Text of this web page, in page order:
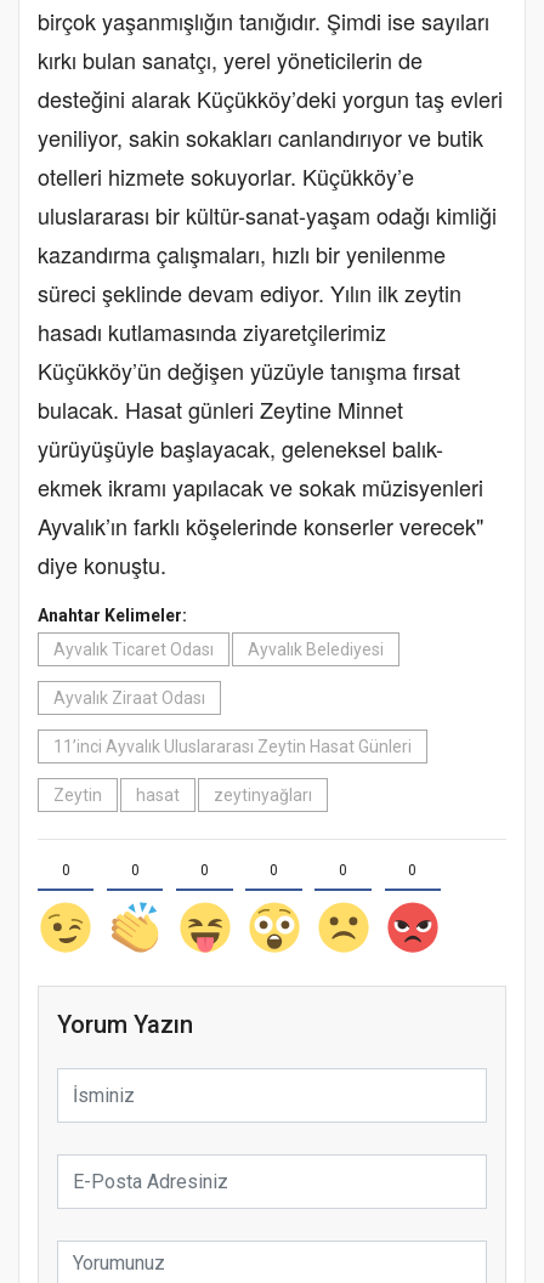
birçok yaşanmışlığın tanığıdır. Şimdi ise sayıları
kırkı bulan sanatçı, yerel yöneticilerin de
desteğini alarak Küçükköy’deki yorgun taş evleri
yeniliyor, sakin sokakları canlandırıyor ve butik
otelleri hizmete sokuyorlar. Küçükköy’e
uluslararası bir kültür-sanat-yaşam odağı kimliği
kazandırma çalışmaları, hızlı bir yenilenme
süreci şeklinde devam ediyor. Yılın ilk zeytin
hasadı kutlamasında ziyaretçilerimiz
Küçükköy’ün değişen yüzüyle tanışma fırsat
bulacak. Hasat günleri Zeytine Minnet
yürüyüşüyle başlayacak, geleneksel balık-
ekmek ikramı yapılacak ve sokak müzisyenleri
Ayvalık’ın farklı köşelerinde konserler verecek"
diye konuştu.
Anahtar Kelimeler:
Ayvalık Ticaret Odası
Ayvalık Belediyesi
Ayvalık Ziraat Odası
11’inci Ayvalık Uluslararası Zeytin Hasat Günleri
Zeytin hasat zeytinyağları
0 0 0 0 0 0
Yorum Yazın